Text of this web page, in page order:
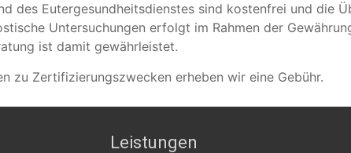
des Eutergesundheitsdienstes sind kostenfrei und die
Untersuchungen erfolgt im Rahmen der
ist damit gewährleistet.
zu Zertifizierungszwecken erheben wir eine Gebühr.
Leistungen